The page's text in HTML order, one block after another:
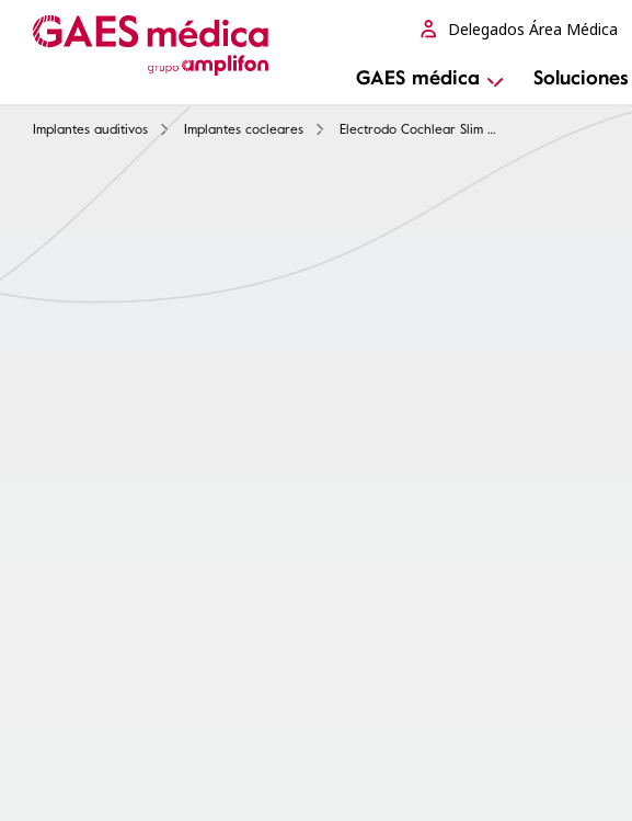
GAES médica
Delegados Área Médica
Implantes auditivos Implantes cocleares Electrodo Cochlear Slim Modiolar